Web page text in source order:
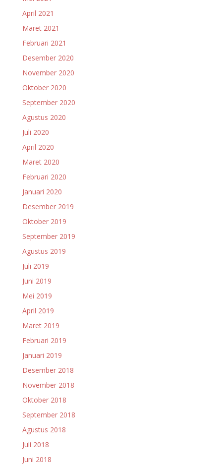
April 2021
Maret 2021
Februari 2021
Desember 2020
November 2020
Oktober 2020
September 2020
Agustus 2020
Juli 2020
April 2020
Maret 2020
Februari 2020
Januari 2020
Desember 2019
Oktober 2019
September 2019
Agustus 2019
Juli 2019
Juni 2019
Mei 2019
April 2019
Maret 2019
Februari 2019
Januari 2019
Desember 2018
November 2018
Oktober 2018
September 2018
Agustus 2018
Juli 2018
Juni 2018